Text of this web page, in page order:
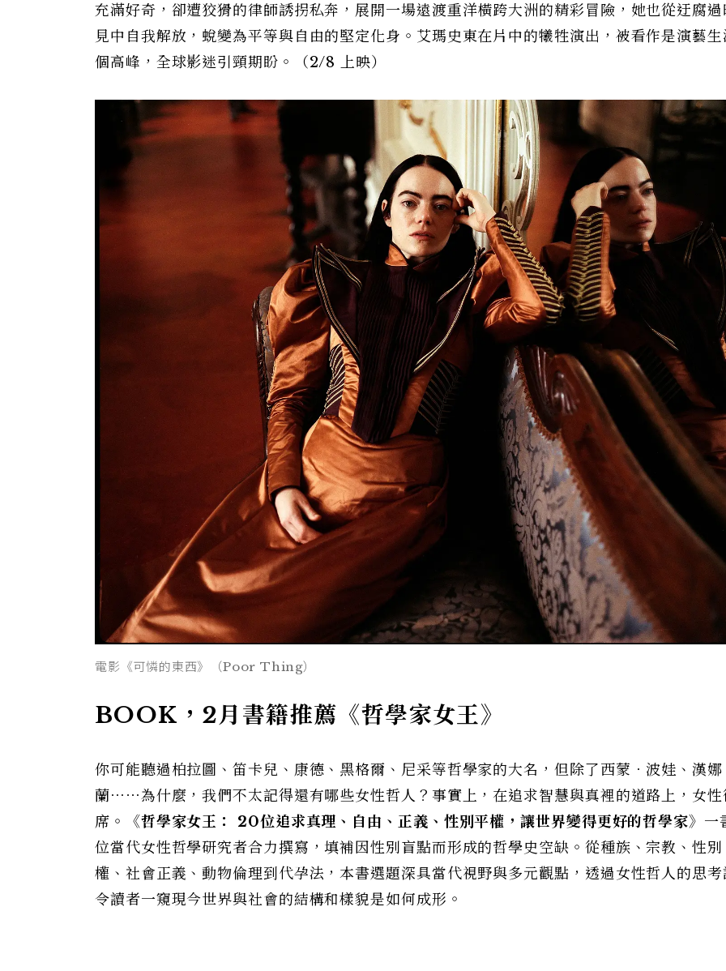
充滿好奇，卻遭狡猾的律師誘拐私奔，展開一場遠渡重洋橫跨大洲的精彩冒險，她也從迂腐
見中自我解放，蛻變為平等與自由的堅定化身。艾瑪史東在片中的犧牲演出，被看作是演藝
個高峰，全球影迷引頸期盼。（2/8 上映）
電影《可憐的東西》（Poor Thing）
BOOK，2月書籍推薦《哲學家女王》
你可能聽過柏拉圖、笛卡兒、康德、黑格爾、尼采等哲學家的大名，但除了西蒙．波娃、漢
蘭⋯⋯為什麼，我們不太記得還有哪些女性哲人？事實上，在追求智慧與真裡的道路上，女性
席。
《哲學家女王： 20位追求真理、自由、正義、性別平權，讓世界變得更好的哲學家》 一
位當代女性哲學研究者合力撰寫，填補因性別盲點而形成的哲學史空缺。從種族、宗教、性
權、社會正義、動物倫理到代孕法，本書選題深具當代視野與多元觀點，透過女性哲人的思
令讀者一窺現今世界與社會的結構和樣貌是如何成形。